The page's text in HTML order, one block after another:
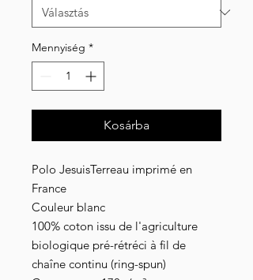
Mennyiség *
Kosárba
Polo JesuisTerreau imprimé en
France
Couleur blanc
100% coton issu de l'agriculture
biologique pré-rétréci à fil de
chaîne continu (ring-spun)